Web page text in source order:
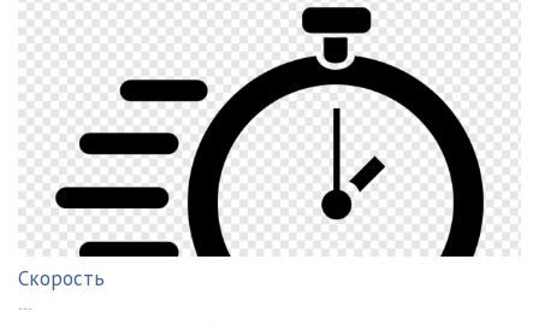
Скорость
---